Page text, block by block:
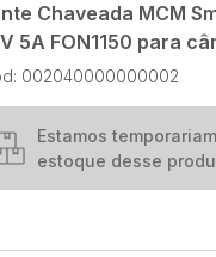
Chaveada MCM
5A FON1150 para
002040000000002
Estamos
estoque desse